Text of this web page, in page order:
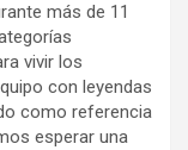
más de 11
vivir los
con leyendas
como referencia
esperar una